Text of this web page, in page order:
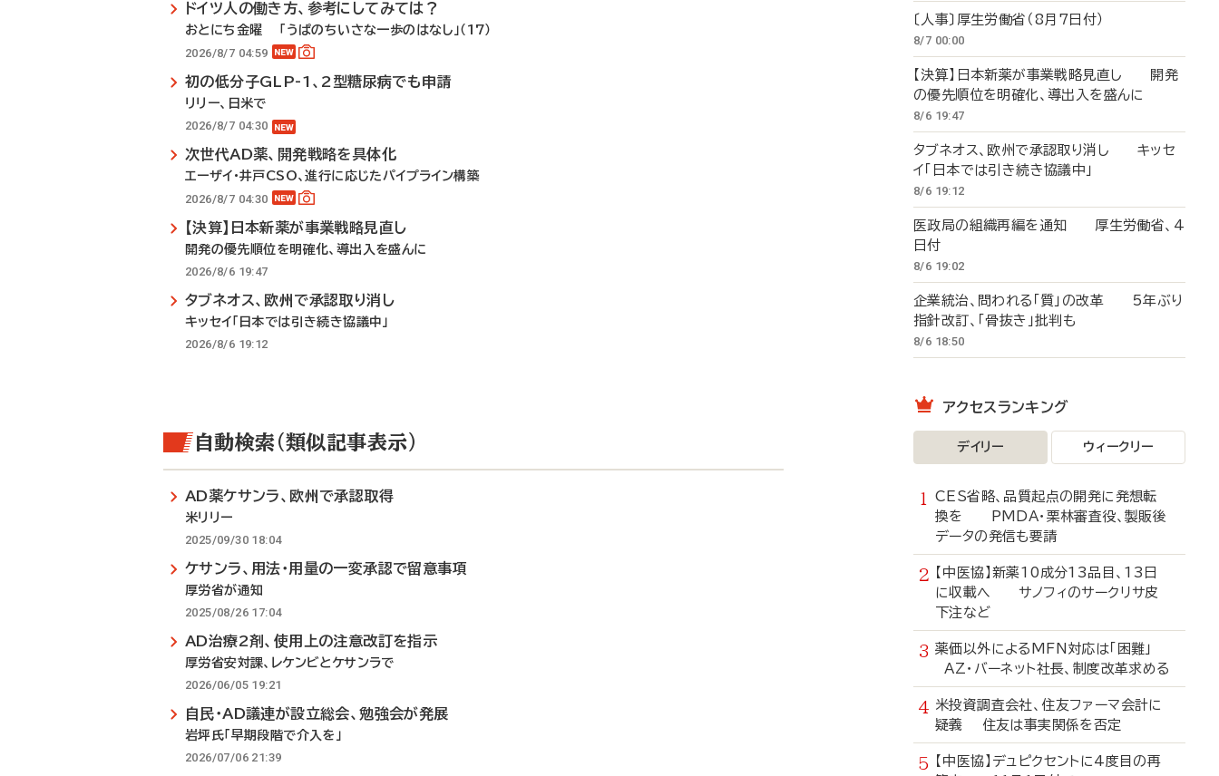
ドイツ人の働き方、参考にしてみては？
おとにち金曜 「うぱのちいさな一歩のはなし」（17）
2026/8/7 04:59
初の低分子GLP-1、2型糖尿病でも申請
リリー、日米で
2026/8/7 04:30
次世代AD薬、開発戦略を具体化
エーザイ・井戸CSO、進行に応じたパイプライン構築
2026/8/7 04:30
【決算】日本新薬が事業戦略見直し
開発の優先順位を明確化、導出入を盛んに
2026/8/6 19:47
タブネオス、欧州で承認取り消し
キッセイ「日本では引き続き協議中」
2026/8/6 19:12
自動検索（類似記事表示）
AD薬ケサンラ、欧州で承認取得
米リリー
2025/09/30 18:04
ケサンラ、用法・用量の一変承認で留意事項
厚労省が通知
2025/08/26 17:04
AD治療2剤、使用上の注意改訂を指示
厚労省安対課、レケンビとケサンラで
2026/06/05 19:21
自民・AD議連が設立総会、勉強会が発展
岩坪氏「早期段階で介入を」
2026/07/06 21:39
〔人事〕厚生労働省（8月7日付）
8/7 00:00
【決算】日本新薬が事業戦略見直し 開発
の優先順位を明確化、導出入を盛んに
8/6 19:47
タブネオス、欧州で承認取り消し キッセ
イ「日本では引き続き協議中」
8/6 19:12
医政局の組織再編を通知 厚生労働省、4
日付
8/6 19:02
企業統治、問われる「質」の改革 5年ぶり
指針改訂、「骨抜き」批判も
8/6 18:50
アクセスランキング
デイリー ウィークリー
CES省略、品質起点の開発に発想転
換を PMDA・栗林審査役、製販後
データの発信も要請
【中医協】新薬10成分13品目、13日
に収載へ サノフィのサークリサ皮
下注など
薬価以外によるMFN対応は「困難」
AZ・バーネット社長、制度改革求める
米投資調査会社、住友ファーマ会計に
疑義 住友は事実関係を否定
【中医協】デュピクセントに4度目の再